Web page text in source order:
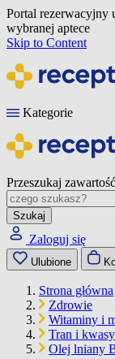
Portal rezerwacyjny
wybranej aptece
Skip to Content
Kategorie
Przeszukaj
Szukaj
Zaloguj się
Ulubione
Strona główna
Zdrowie
Witaminy i
Tran i
Olej lniany